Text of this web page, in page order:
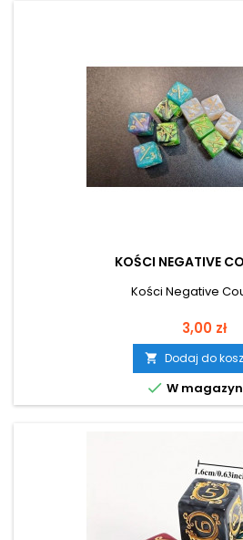
KOŚCI NEGATIVE
Kości Negative
Cena
3,00 zł
 Dodaj do
 W